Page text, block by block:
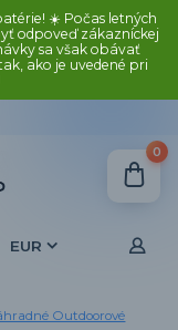
☀️ Počas letných
odpoveď zákazníckej
sa však obávať
ako je uvedené pri
EUR
0
Outdoorové